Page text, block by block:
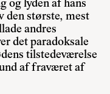
og lyden af hans
den største, mest
andres
det paradoksale
tilstedeværelse
af fraværet af